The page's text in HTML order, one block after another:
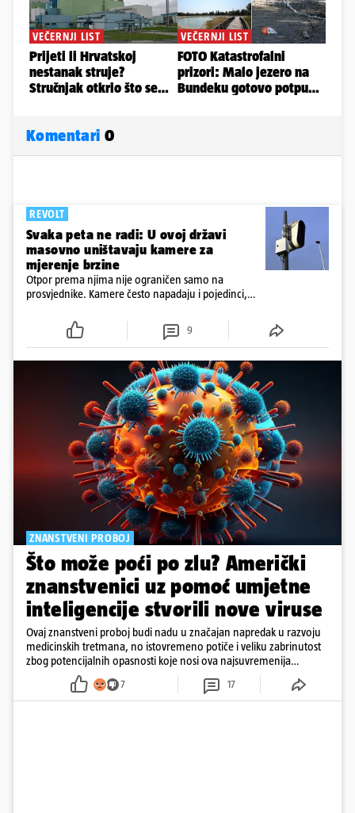
Komentari 0
REVOLT
Svaka peta ne radi: U ovoj državi
masovno uništavaju kamere za
mjerenje brzine
Otpor prema njima nije ograničen samo na
prosvjednike. Kamere često napadaju i pojedinci,
9
ZNANSTVENI PROBOJ
Što može poći po zlu? Američki
znanstvenici uz pomoć umjetne
inteligencije stvorili nove viruse
Ovaj znanstveni proboj budi nadu u značajan napredak u razvoju
medicinskih tretmana, no istovremeno potiče i veliku zabrinutost
zbog potencijalnih opasnosti koje nosi ova najsuvremenija
tehnologija.
7 17